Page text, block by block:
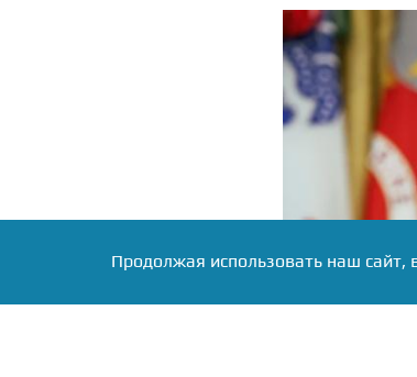
Продолжая использовать наш сайт,